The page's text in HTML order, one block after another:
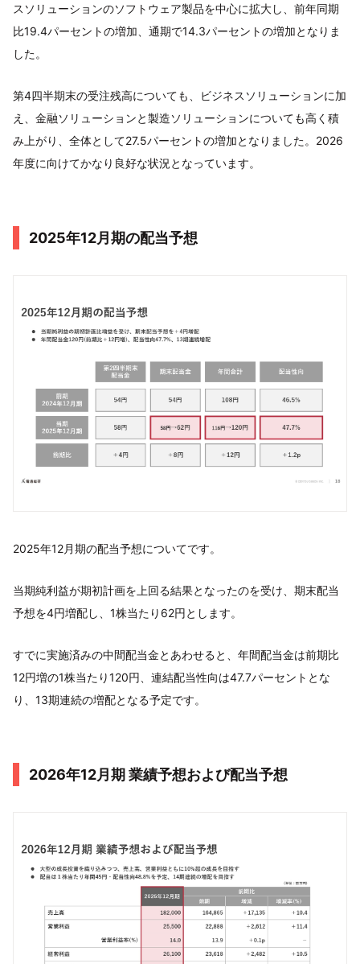
スソリューションのソフトウェア製品を中⼼に拡⼤し、前年同期
⽐19.4パーセントの増加、通期で14.3パーセントの増加となりま
した。
第4四半期末の受注残⾼についても、ビジネスソリューションに加
え、⾦融ソリューションと製造ソリューションについても⾼く積
み上がり、全体として27.5パーセントの増加となりました。2026
年度に向けてかなり良好な状況となっています。
2025年12⽉期の配当予想
2025年12⽉期の配当予想についてです。
当期純利益が期初計画を上回る結果となったのを受け、期末配当
予想を4円増配し、1株当たり62円とします。
すでに実施済みの中間配当⾦とあわせると、年間配当⾦は前期⽐
12円増の1株当たり120円、連結配当性向は47.7パーセントとな
り、13期連続の増配となる予定です。
2026年12⽉期 業績予想および配当予想